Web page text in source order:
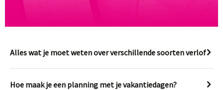
Alles wat je moet weten over verschillende soorten verlof
Hoe maak je een planning met je vakantiedagen?